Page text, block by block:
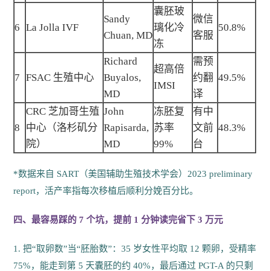
6 La Jolla IVF
Sandy
Chuan, MD
囊胚玻
璃化冷
冻
微信
客服
50.8%
7 FSAC 生殖中心
Richard
Buyalos,
MD
超高倍
IMSI
需预
约翻
译
49.5%
8
CRC 芝加哥生殖
中心（洛杉矶分
院）
John
Rapisarda,
MD
冻胚复
苏率
99%
有中
文前
台
48.3%
*数据来自 SART（美国辅助生殖技术学会）2023 preliminary
report，活产率指每次移植后顺利分娩百分比。
四、最容易踩的 7 个坑，提前 1 分钟读完省下 3 万元
1. 把“取卵数”当“胚胎数”：35 岁女性平均取 12 颗卵，受精率
75%，能走到第 5 天囊胚的约 40%，最后通过 PGT-A 的只剩